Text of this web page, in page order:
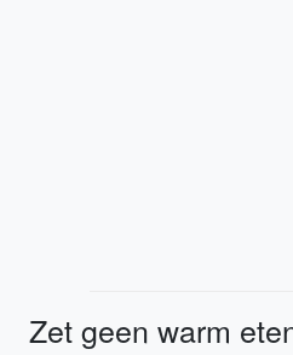
Zet geen warm